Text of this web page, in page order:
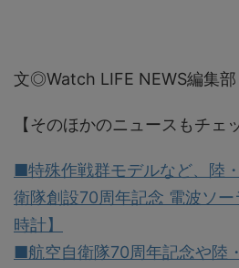
文◎Watch LIFE NEWS編集部
【そのほかのニュースもチェ
■特殊作戦群モデルなど、陸
衛隊創設70周年記念 電波ソ
時計】
■航空自衛隊70周年記念や陸